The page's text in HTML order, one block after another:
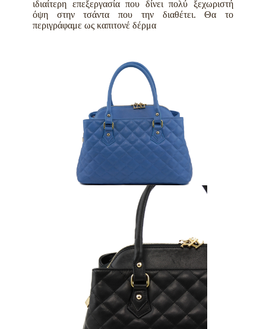
ιδιαίτερη επεξεργασία που δίνει πολύ ξεχωριστή
όψη στην τσάντα που την διαθέτει. Θα το
περιγράφαμε ως καπιτονέ δέρμα